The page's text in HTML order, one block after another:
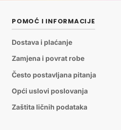
POMOĆ I INFORMACIJE
Dostava i plaćanje
Zamjena i povrat robe
Često postavljana pitanja
Opći uslovi poslovanja
Zaštita ličnih podataka